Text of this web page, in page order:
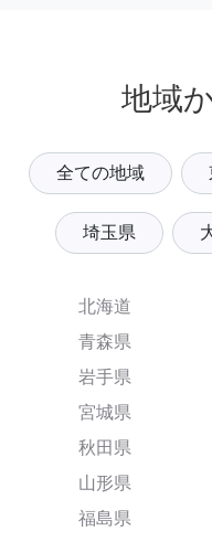
地域
全ての地域
埼玉県
北海道
青森県
岩手県
宮城県
秋田県
山形県
福島県